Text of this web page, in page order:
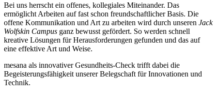
Bei uns herrscht ein offenes, kollegiales Miteinander. Das
ermöglicht Arbeiten auf fast schon freundschaftlicher Basis. Die
offene Kommunikation und Art zu arbeiten wird durch unseren Jack
Wolfskin Campus ganz bewusst gefördert. So werden schnell
kreative Lösungen für Herausforderungen gefunden und das auf
eine effektive Art und Weise.
mesana als innovativer Gesundheits-Check trifft dabei die
Begeisterungsfähigkeit unserer Belegschaft für Innovationen und
Technik.